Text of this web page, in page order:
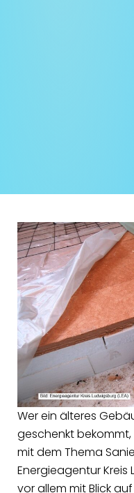
Wer ein älteres
geschenkt
mit dem Thema
Energieagentur Kreis
vor allem mit Blick